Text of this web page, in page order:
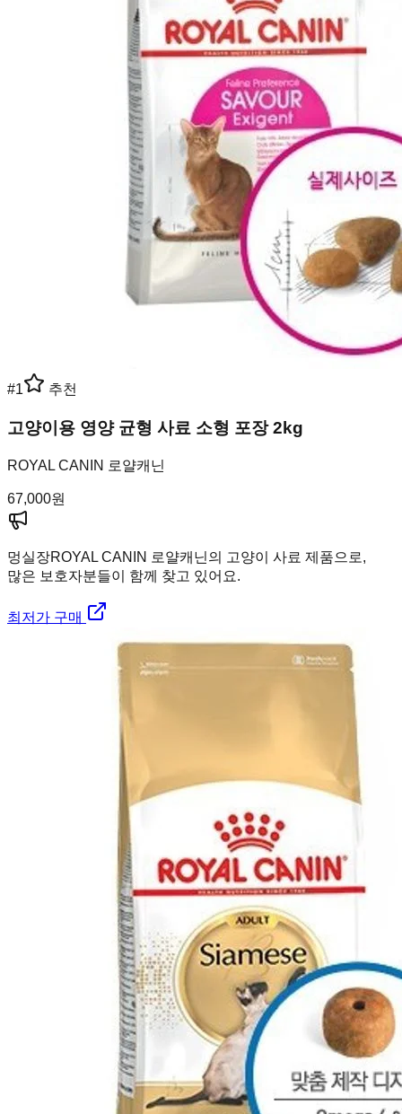
#1 추천
고양이용 영양 균형 사료 소형 포장 2kg
ROYAL CANIN 로얄캐닌
67,000원
멍실장ROYAL CANIN 로얄캐닌의 고양이 사료 제품으로,
많은 보호자분들이 함께 찾고 있어요.
최저가 구매